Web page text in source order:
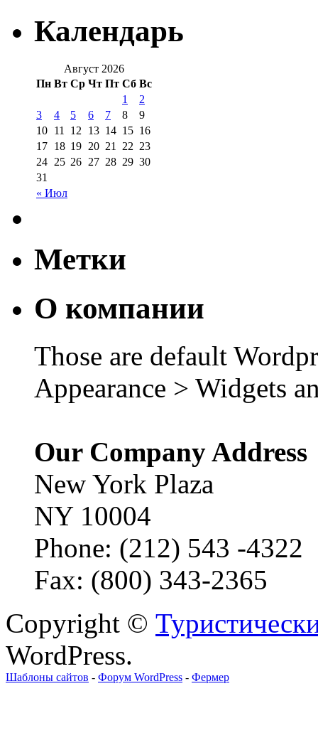
Календарь
Август 2026
Пн Вт Ср Чт Пт Сб Вс
« Июл
1
2
3
4 5 6 7 8
9
10 11 12 13 14 15 16
17 18 19 20 21 22 23
24 25 26 27 28 29 30
31
Метки
О компании
Those are default
Appearance > Widgets
Our Company Address
New York Plaza
NY 10004
Phone: (212) 543 -4322
Fax: (800) 343-2365
Copyright ©
WordPress.
Шаблоны сайтов - Форум WordPress - Фермер